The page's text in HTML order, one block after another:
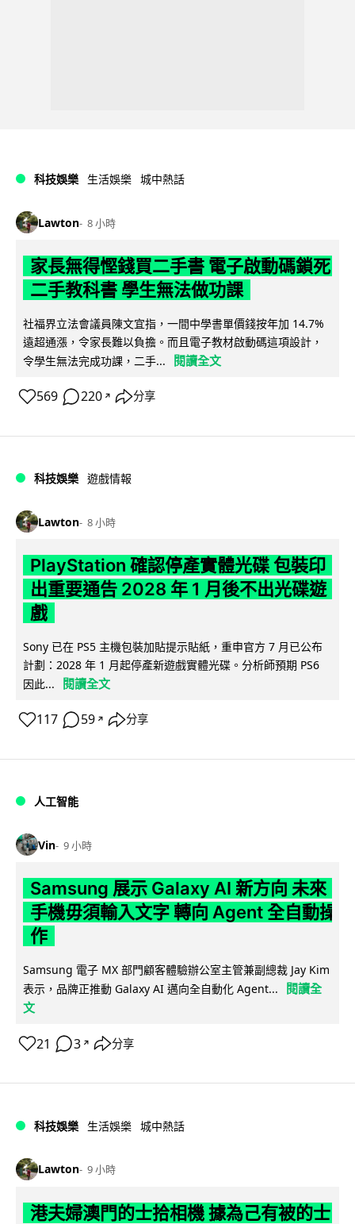
科技娛樂 生活娛樂 城中熱話
Lawton 8 小時
家長無得慳錢買二手書 電子啟動碼鎖死
二手教科書 學生無法做功課
社福界立法會議員陳文宜指，一間中學書單價錢按年加 14.7%
遠超通漲，令家長難以負擔。而且電子教材啟動碼這項設計，
令學生無法完成功課，二手...
閱讀全文
569 220 ↗ 分享
科技娛樂 遊戲情報
Lawton 8 小時
PlayStation 確認停產實體光碟 包裝印
出重要通告 2028 年 1 月後不出光碟遊
戲
Sony 已在 PS5 主機包裝加貼提示貼紙，重申官方 7 月已公布
計劃：2028 年 1 月起停產新遊戲實體光碟。分析師預期 PS6
因此...
閱讀全文
117 59 ↗ 分享
人工智能
Vin 9 小時
Samsung 展示 Galaxy AI 新方向 未來
手機毋須輸入文字 轉向 Agent 全自動操
作
Samsung 電子 MX 部門顧客體驗辦公室主管兼副總裁 Jay Kim
表示，品牌正推動 Galaxy AI 邁向全自動化 Agent...
閱讀全
文
21 3 ↗ 分享
科技娛樂 生活娛樂 城中熱話
Lawton 9 小時
港夫婦澳門的士拾相機 據為己有被的士